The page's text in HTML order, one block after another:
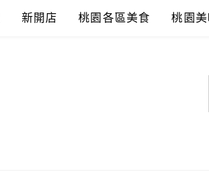
新開店 桃園各區美食 桃園